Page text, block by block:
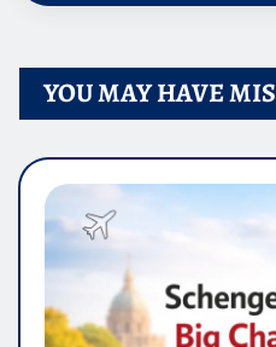
YOU MAY HAVE